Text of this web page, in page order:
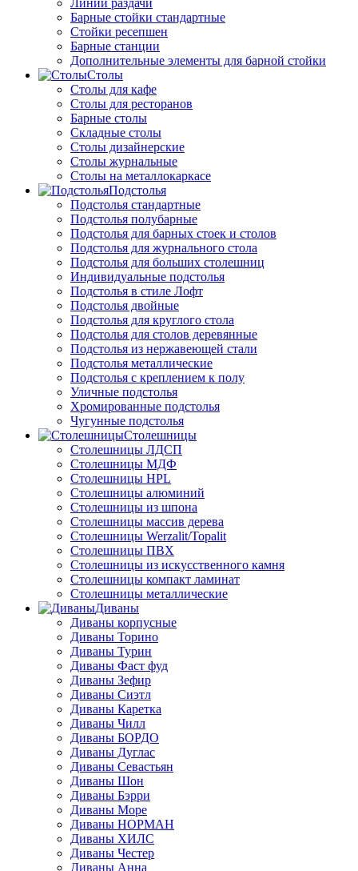
Линии раздачи
Барные стойки стандартные
Стойки ресепшен
Барные станции
Дополнительные элементы для барной стойки
Столы
Столы для кафе
Столы для ресторанов
Барные столы
Складные столы
Столы дизайнерские
Столы журнальные
Столы на металлокаркасе
Подстолья
Подстолья стандартные
Подстолья полубарные
Подстолья для барных стоек и столов
Подстолья для журнального стола
Подстолья для больших столешниц
Индивидуальные подстолья
Подстолья в стиле Лофт
Подстолья двойные
Подстолья для круглого стола
Подстолья для столов деревянные
Подстолья из нержавеющей стали
Подстолья металлические
Подстолья с креплением к полу
Уличные подстолья
Хромированные подстолья
Чугунные подстолья
Столешницы
Столешницы ЛДСП
Столешницы МДФ
Столешницы HPL
Столешницы алюминий
Столешницы из шпона
Столешницы массив дерева
Столешницы Werzalit/Topalit
Столешницы ПВХ
Столешницы из искусственного камня
Столешницы компакт ламинат
Столешницы металлические
Диваны
Диваны корпусные
Диваны Торино
Диваны Турин
Диваны Фаст фуд
Диваны Зефир
Диваны Сиэтл
Диваны Каретка
Диваны Чилл
Диваны БОРДО
Диваны Дуглас
Диваны Севастьян
Диваны Шон
Диваны Бэрри
Диваны Море
Диваны НОРМАН
Диваны ХИЛС
Диваны Честер
Диваны Анна